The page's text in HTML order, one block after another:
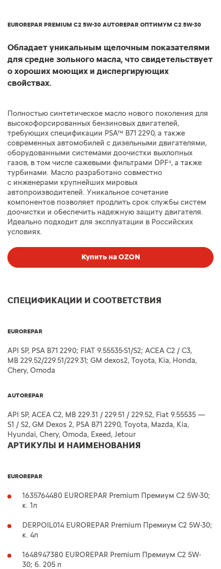
EUROREPAR PREMIUM C2 5W-30 AUTOREPAR ОПТИМУМ C2 5W-30
Обладает уникальным щелочным показателями
для средне зольного масла, что свидетельствует
о хороших моющих и диспергирующих
свойствах.
Полностью синтетическое масло нового поколения для
высокофорсированных бензиновых двигателей,
требующих спецификации PSA™ B71 2290, а также
современных автомобилей с дизельными двигателями,
оборудованными системами доочистки выхлопных
газов, в том числе сажевыми фильтрами DPF⁴, а также
турбинами. Масло разработано совместно
с инженерами крупнейших мировых
автопроизводителей. Уникальное сочетание
компонентов позволяет продлить срок службы систем
доочистки и обеспечить надежную защиту двигателя.
Идеально подходит для эксплуатации в Российских
условиях.
Купить на OZON
СПЕЦИФИКАЦИИ И СООТВЕТСТВИЯ
EUROREPAR
API SP, PSA B71 2290; FIAT 9.55535-S1/S2; ACEA C2 / C3,
MB 229.52/229.51/229.31; GM dexos2, Toyota, Kia, Honda,
Chery, Omoda
AUTOREPAR
API SP, ACEA C2, MB 229.31 / 229.51 / 229.52, Fiat 9.55535 —
S1 / S2, GM Dexos 2, PSA B71 2290, Toyota, Mazda, Kia,
Hyundai, Chery, Omoda, Exeed, Jetour
АРТИКУЛЫ И НАИМЕНОВАНИЯ
EUROREPAR
1635764480 EUROREPAR Premium Премиум C2 5W-30;
к. 1л
DERPOIL014 EUROREPAR Premium Премиум C2 5W-30;
к. 4л
1648947380 EUROREPAR Premium Премиум C2 5W-
30; б. 205 л